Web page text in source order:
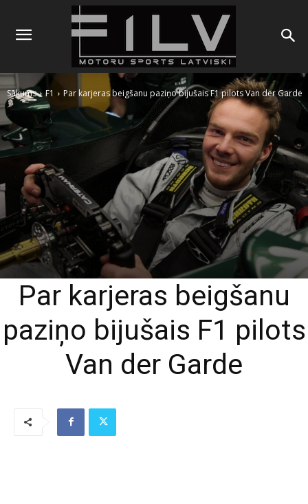
Sākums F1 Par karjeras beigšanu paziņo bijušais F1 pilots Van der Garde
Par karjeras beigšanu
paziņo bijušais F1 pilots
Van der Garde